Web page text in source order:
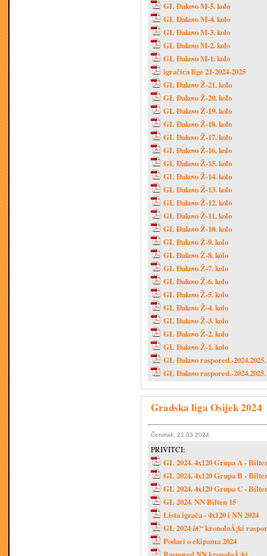
GL Đakovo M-5. kolo
GL Đakovo M-4. kolo
GL Đakovo M-3. kolo
GL Đakovo M-2. kolo
GL Đakovo M-1. kolo
igračica lige 21-2024-2025
GL Đakovo Ž-21. kolo
GL Đakovo Ž-20. kolo
GL Đakovo Ž-19. kolo
GL Đakovo Ž-18. kolo
GL Đakovo Ž-17. kolo
GL Đakovo Ž-16. kolo
GL Đakovo Ž-15. kolo
GL Đakovo Ž-14. kolo
GL Đakovo Ž-13. kolo
GL Đakovo Ž-12. kolo
GL Đakovo Ž-11. kolo
GL Đakovo Ž-10. kolo
GL Đakovo Ž-9. kolo
GL Đakovo Ž-8. kolo
GL Đakovo Ž-7. kolo
GL Đakovo Ž-6. kolo
GL Đakovo Ž-5. kolo
GL Đakovo Ž-4. kolo
GL Đakovo Ž-3. kolo
GL Đakovo Ž-2. kolo
GL Đakovo Ž-1. kolo
GL Đakovo raspored.-
GL Đakovo raspored.-
Gradska liga Osijek 2024
Četvrtak, 21.03.2024.
PRIVITCI:
GL 2024. 4x120 Grupa A -
GL 2024. 4x120 Grupa B -
GL 2024. 4x120 Grupa C -
GL 2024. NN Bilten 15
Lista igrača - 4x120 i NN 2024
GL 2024 â€“ kronoloÅ¡ki
Podaci o ekipama 2024